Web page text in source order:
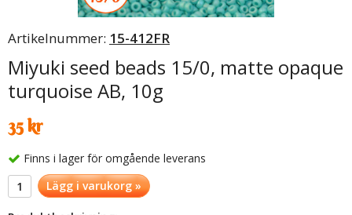
Artikelnummer: 15-412FR
Miyuki seed beads 15/0, matte opaque
turquoise AB, 10g
35 kr
Finns i lager för omgående leverans
Lägg i varukorg »